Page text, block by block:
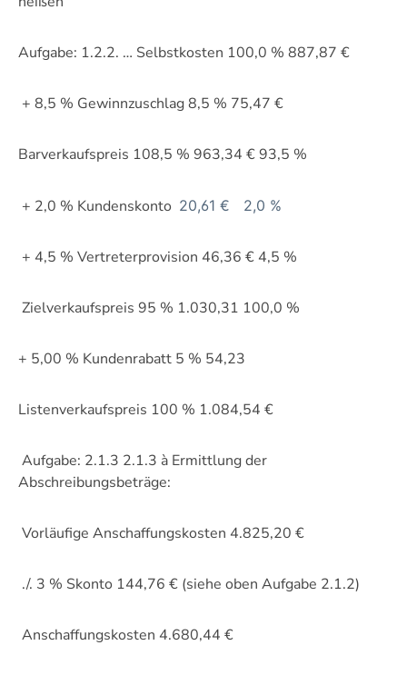
Aufgabe: 1.2.2. … Selbstkosten 100,0 % 887,87 €
+ 8,5 % Gewinnzuschlag 8,5 % 75,47 €
Barverkaufspreis 108,5 % 963,34 € 93,5 %
+ 2,0 % Kundenskonto 20,61 € 2,0 %
+ 4,5 % Vertreterprovision 46,36 € 4,5 %
Zielverkaufspreis 95 % 1.030,31 100,0 %
+ 5,00 % Kundenrabatt 5 % 54,23
Listenverkaufspreis 100 % 1.084,54 €
Aufgabe: 2.1.3 2.1.3 à Ermittlung der
Abschreibungsbeträge:
Vorläufige Anschaffungskosten 4.825,20 €
./. 3 % Skonto 144,76 € (siehe oben Aufgabe 2.1.2)
Anschaffungskosten 4.680,44 €